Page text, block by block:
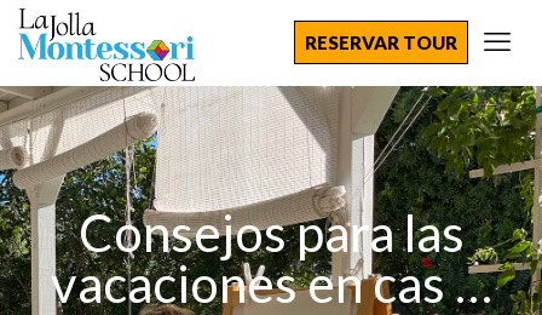
RESERVAR TOUR
Consejos para las
vacaciones en cas …